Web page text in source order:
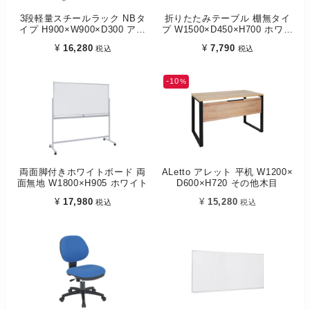
3段軽量スチールラック NBタ
イプ H900×W900×D300 アイ
¥ 16,280 税込
折りたたみテーブル 棚無タイ
プ W1500×D450×H700 ホワイ
¥ 7,790 税込
両面脚付きホワイトボード 両
面無地 W1800×H905 ホワイト
¥ 17,980 税込
10
ALetto アレット 平机 W1200×
D600×H720 その他木目
¥ 15,280 税込